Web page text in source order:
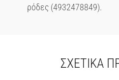
ρόδες (4932478849).
ΣΧΕΤΙΚΆ